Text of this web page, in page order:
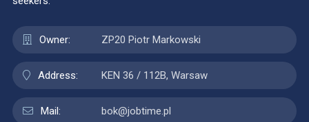
Owner: ZP20 Piotr Markowski
Address: KEN 36 / 112B, Warsaw
Mail: bok@jobtime.pl